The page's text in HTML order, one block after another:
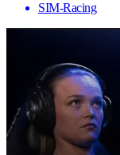
SIM-Racing